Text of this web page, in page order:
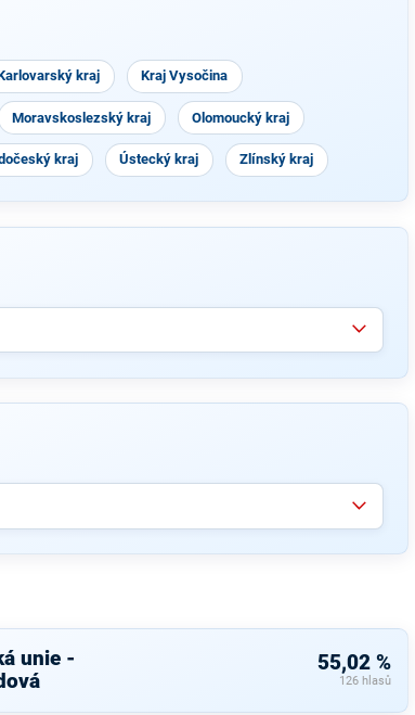
kraj Kraj Vysočina
Moravskoslezský kraj Olomoucký kraj
kraj Ústecký kraj Zlínský kraj
unie -
55,02 %
126 hlasů